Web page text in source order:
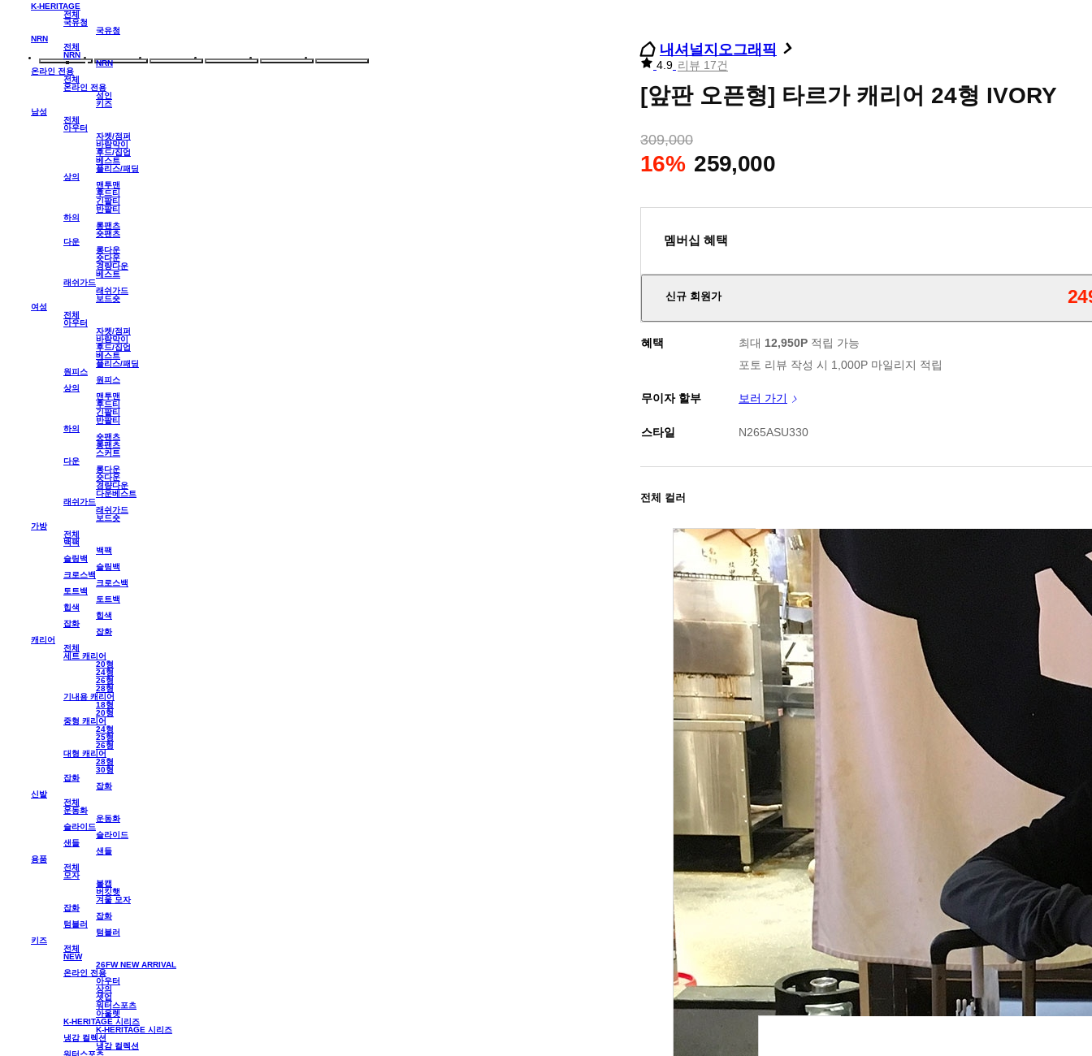
K-HERITAGE
전체
국유청
국유청
NRN
전체
NRN
NRN
온라인 전용
전체
온라인 전용
성인
키즈
남성
전체
아우터
자켓/점퍼
바람막이
후드/집업
베스트
플리스/패딩
상의
맨투맨
후드티
긴팔티
반팔티
하의
롱팬츠
숏팬츠
다운
롱다운
숏다운
경량다운
베스트
래쉬가드
래쉬가드
보드숏
여성
전체
아우터
자켓/점퍼
바람막이
후드/집업
베스트
플리스/패딩
원피스
원피스
상의
맨투맨
후드티
긴팔티
반팔티
하의
숏팬츠
롱팬츠
스커트
다운
롱다운
숏다운
경량다운
다운베스트
래쉬가드
래쉬가드
보드숏
가방
전체
백팩
백팩
슬링백
슬링백
크로스백
크로스백
토트백
토트백
힙색
힙색
잡화
잡화
캐리어
전체
세트 캐리어
20형
24형
26형
28형
기내용 캐리어
18형
20형
중형 캐리어
24형
25형
26형
대형 캐리어
28형
30형
잡화
잡화
신발
전체
운동화
운동화
슬라이드
슬라이드
샌들
샌들
용품
전체
모자
볼캡
버킷햇
겨울 모자
잡화
잡화
텀블러
텀블러
키즈
전체
NEW
26FW NEW ARRIVAL
온라인 전용
아우터
상의
셋업
워터스포츠
아울렛
K-HERITAGE 시리즈
K-HERITAGE 시리즈
냉감 컬렉션
냉감 컬렉션
워터스포츠
내셔널지오그래픽
리
별
점
4.9 리뷰 17건
[앞판 오픈형] 타르가 캐리어 24형 IVORY
309,000
16% 259,000
멤버십 혜택
신규 회원가
판매가
신규 가입 쿠폰 1만원(3만원 이상 구매시)
혜택 최대 12,950P 적립 가능
포토 리뷰 작성 시 1,000P 마일리지 적립
무이자 할부 보러 가기
스타일 N265ASU330
전체 컬러